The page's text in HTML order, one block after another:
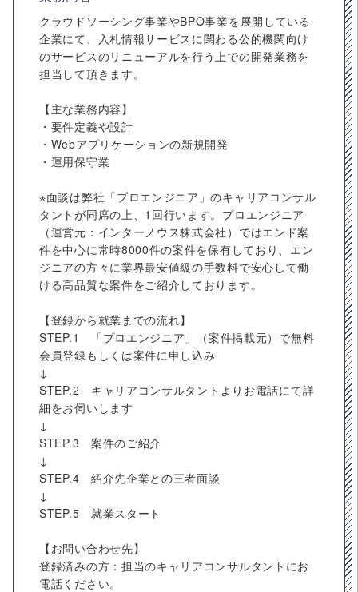
クラウドソーシング事業やBPO事業を展開している
企業にて、入札情報サービスに関わる公的機関向け
のサービスのリニューアルを行う上での開発業務を
担当して頂きます。
【主な業務内容】
・要件定義や設計
・Webアプリケーションの新規開発
・運用保守業
※面談は弊社「プロエンジニア」のキャリアコンサル
タントが同席の上、1回行います。プロエンジニア
（運営元：インターノウス株式会社）ではエンド案
件を中心に常時8000件の案件を保有しており、エン
ジニアの方々に業界最安値級の手数料で安心して働
ける高品質な案件をご紹介しております。
【登録から就業までの流れ】
STEP.1 「プロエンジニア」（案件掲載元）で無料
会員登録もしくは案件に申し込み
↓
STEP.2 キャリアコンサルタントよりお電話にて詳
細をお伺いします
↓
STEP.3 案件のご紹介
↓
STEP.4 紹介先企業との三者面談
↓
STEP.5 就業スタート
【お問い合わせ先】
登録済みの方：担当のキャリアコンサルタントにお
電話ください。